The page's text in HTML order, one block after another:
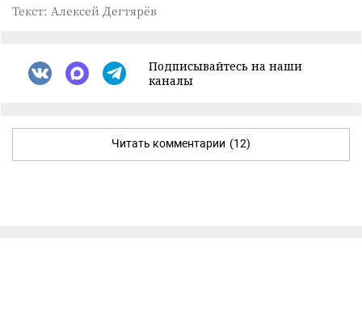
Текст: Алексей Дегтярёв
Подписывайтесь на наши
каналы
Читать комментарии (12)